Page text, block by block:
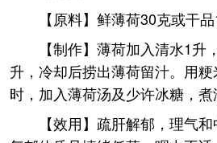
【原料】鲜薄荷30克或干
【制作】薄荷加入清水1升
升，冷却后捞出薄荷留汁。用
时，加入薄荷汤及少许冰糖，煮
【效用】疏肝解郁，理气